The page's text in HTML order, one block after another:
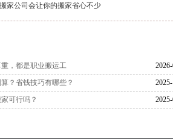
家公司会让你的搬家省心不少
，都是职业搬运工
？省钱技巧有哪些？
可行吗？